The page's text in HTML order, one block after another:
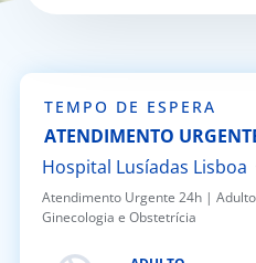
Sport
TEMPO DE ESPERA
ATENDIMENTO
Hospital Lusíadas Lisboa
Hospital Lusíadas Porto
Hospital Lusíadas Braga
Atendimento Urgente 24h |
Ginecologia e Obstetrícia